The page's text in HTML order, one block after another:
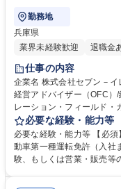
勤務地
兵庫県
業界未経験歓迎
退職金
仕事の内容
企業名 株式会社セブン－イレブン・ジャパ
経営アドバイザー（OFC）/経営全
レーション・フィールド・
ナー様が経営するコンビニ
を担います。定量データに基
例】商圏分析、競合調査、
売場作りアドバイス、個店
必要な経験・能力等
必要な経験・能力等 【必
動車第一種運転免許（入社
験、もしくは営業・販売等の顧